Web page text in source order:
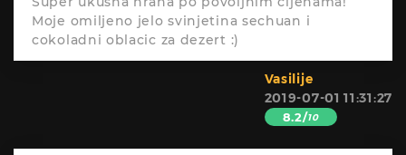
Moje omiljeno jelo svinjetina sechuan i
cokoladni oblacic za dezert :)
Vasilije
2019-07-01 11:31:27
8.2/10